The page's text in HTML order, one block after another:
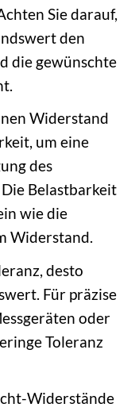
Sie darauf,
den
die gewünschte
Widerstand
um eine
des
Belastbarkeit
wie die
Widerstand.
desto
Für präzise
oder
Toleranz
Widerstände